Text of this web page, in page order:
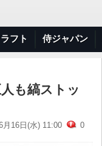
ラフト 侍ジャパン
も縞ストッ
月16日(水) 11:00 0